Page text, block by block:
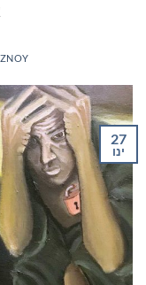
ZNOY
27
ינו